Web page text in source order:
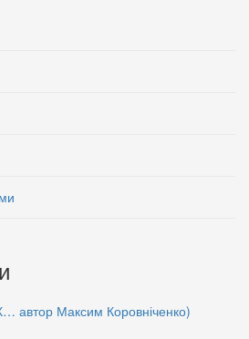
автор Максим Коровніченко)